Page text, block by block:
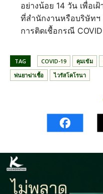
อย่างน้อย 14 วัน เพื่อเ
ที่สำนักงานหรือบริษัทฯ
การติดเชื้อกรณี
TAG COVID-19 คุมเข้ม
พ่นยาฆ่าเชื้อ
ไวรัสโคโรนา